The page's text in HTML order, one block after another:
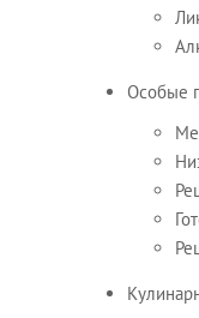
Особые